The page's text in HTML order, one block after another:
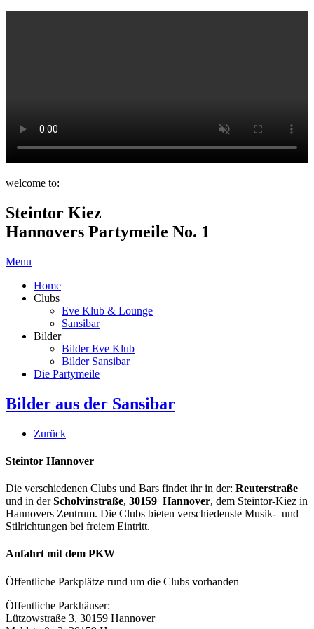
welcome to:
Steintor Kiez
Hannovers Partymeile No. 1
Menu
Home
Clubs
Eve Klub & Lounge
Sansibar
Bilder
Bilder Eve Klub
Bilder Sansibar
Die Partymeile
Bilder aus der Sansibar
Zurück
Steintor Hannover
Die verschiedenen Clubs und Bars findet ihr in der: Reuterstraße
und in derScholvinstraße, 30159 Hannover, dem Steintor-Kiez in
Hannovers Zentrum. Die Clubs bieten verschiedenste Musik- und
Stilrichtungen bei freiem Eintritt.
Anfahrt mit dem PKW
Öffentliche Parkplätze rund um die Clubs vorhanden
Öffentliche Parkhäuser:
Lützowstraße 3, 30159 Hannover